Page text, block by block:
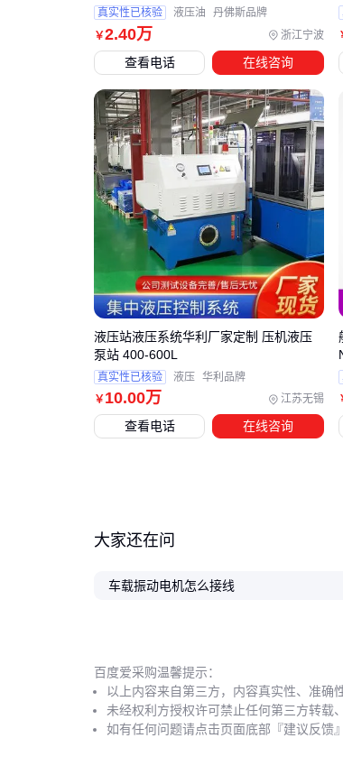
￥2.40万 浙江宁波
真实性已核验 液压油 丹佛斯品牌
查看电话 在线咨询
￥ 10.00万 江苏无锡
液压站液压系统华利厂家定制 压机液压
泵站 400-600L
真实性已核验 液压 华利品牌
查看电话 在线咨询
大家还在问
车载振动电机怎么接线
百度爱采购温馨提示：
以上内容来自第三方，内容真实性、准确
未经权利方授权许可禁止任何第三方转载
如有任何问题请点击页面底部『建议反馈